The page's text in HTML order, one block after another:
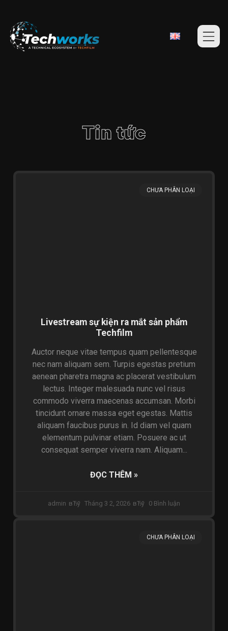
Tin tức
CHƯA PHÂN LOẠI
Livestream sự kiện ra mắt sản phẩm
Techfilm
Auctor neque vitae tempus quam pellentesque
nec nam aliquam sem. Turpis egestas pretium
aenean pharetra magna ac placerat vestibulum
lectus. Integer malesuada nunc vel risus
commodo viverra maecenas accumsan. Morbi
tincidunt ornare massa eget egestas. Mattis
aliquam faucibus purus in. Id diam vel quam
elementum pulvinar etiam. Posuere ac ut
consequat semper viverra nam. Aliquam...
ĐỌC THÊM »
admin Tháng 3 2, 2026 0 Bình luận
CHƯA PHÂN LOẠI